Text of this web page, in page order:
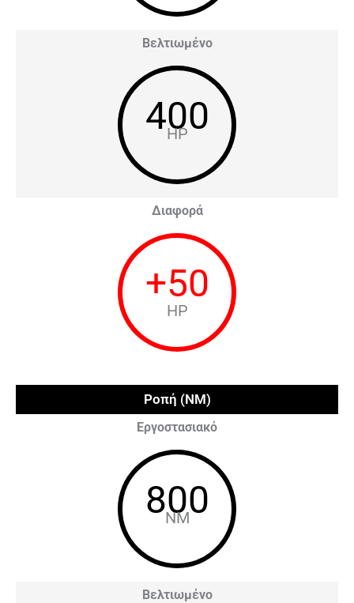
Βελτιωμένο
400
HP
Διαφορά
+50
HP
Ροπή (NM)
Εργοστασιακό
800
NM
Βελτιωμένο